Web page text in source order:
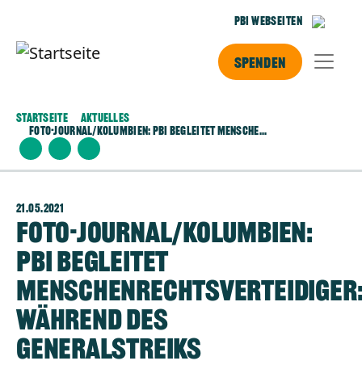
PBI Webseiten
Spenden
Startseite
Aktuelles
Foto-Journal/Kolumbien: Pbi Begleitet Mensche...
21.05.2021
Foto-Journal/Kolumbien:
pbi begleitet
während des
Generalstreiks